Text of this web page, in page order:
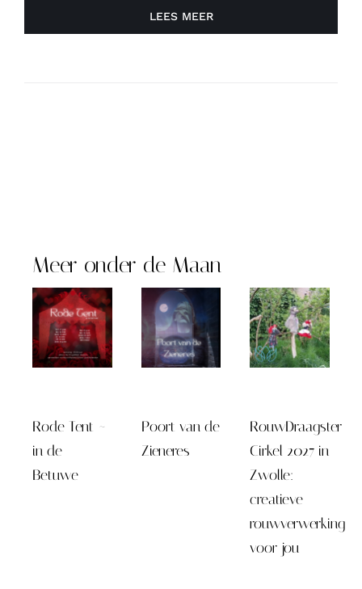
LEES MEER
Meer onder de Maan
Rode Tent ~
in de
Betuwe
Poort van de
Zieneres
RouwDraagster
Cirkel 2027 in
Zwolle:
creatieve
rouwverwerking
voor jou